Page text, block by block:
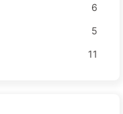
6
5
11